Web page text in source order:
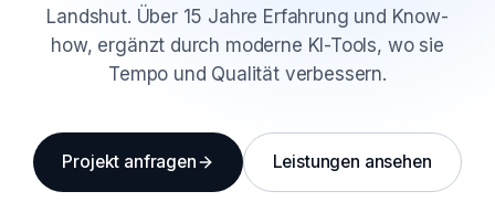
Landshut. Über 15 Jahre Erfahrung und Know-
how, ergänzt durch moderne KI-Tools, wo sie
Tempo und Qualität verbessern.
Projekt anfragen Leistungen ansehen